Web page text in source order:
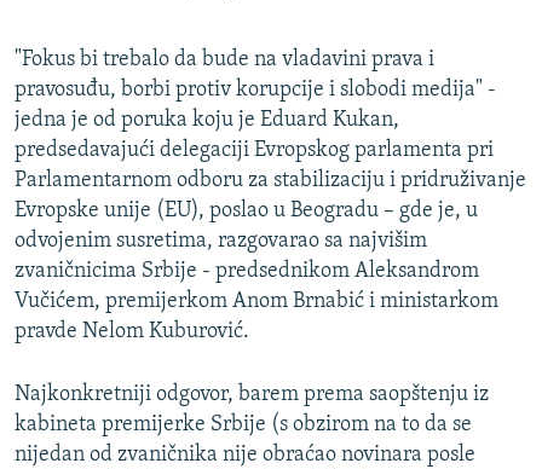
MOJA EVROPA
TRI DECENIJE OD RATA U BIH
SVE KARTE DEJTONA
NASTANAK I RASPAD JUGOSLAVIJE
"Fokus bi trebalo da bude na vladavini prava i
pravosuđu, borbi protiv korupcije i slobodi medija" -
jedna je od poruka koju je Eduard Kukan,
predsedavajući delegaciji Evropskog parlamenta pri
Parlamentarnom odboru za stabilizaciju i pridruživanje
Evropske unije (EU), poslao u Beogradu – gde je, u
odvojenim susretima, razgovarao sa najvišim
zvaničnicima Srbije - predsednikom Aleksandrom
Vučićem, premijerkom Anom Brnabić i ministarkom
pravde Nelom Kuburović.
Najkonkretniji odgovor, barem prema saopštenju iz
kabineta premijerke Srbije (s obzirom na to da se
nijedan od zvaničnika nije obraćao novinara posle